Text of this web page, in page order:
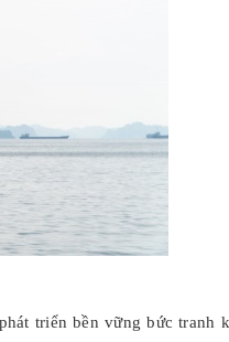
triển bền vững bức tranh